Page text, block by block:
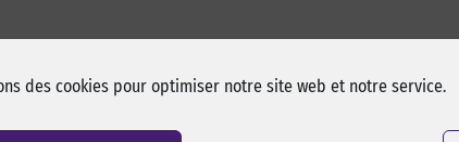
des cookies pour optimiser notre site web et notre service.